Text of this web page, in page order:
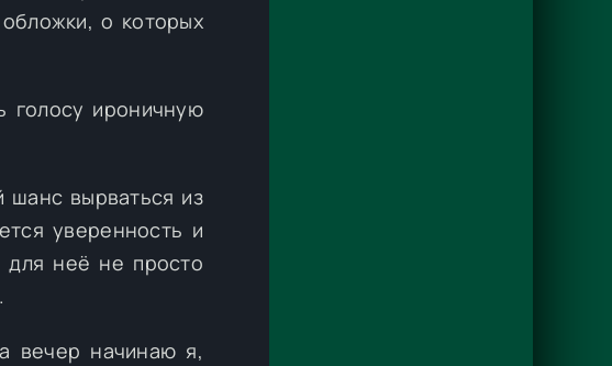
о которых
голосу ироничную
шанс вырваться из
уверенность и
для неё не просто
вечер начинаю я,